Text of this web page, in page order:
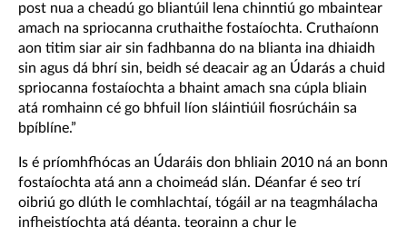
post nua a cheadú go bliantúil lena chinntiú go mbaintear
amach na spriocanna cruthaithe fostaíochta. Cruthaíonn
aon titim siar air sin fadhbanna do na blianta ina dhiaidh
sin agus dá bhrí sin, beidh sé deacair ag an Údarás a chuid
spriocanna fostaíochta a bhaint amach sna cúpla bliain
atá romhainn cé go bhfuil líon sláintiúil fiosrúcháin sa
bpíblíne.”
Is é príomhfhócas an Údaráis don bhliain 2010 ná an bonn
fostaíochta atá ann a choimeád slán. Déanfar é seo trí
oibriú go dlúth le comhlachtaí, tógáil ar na teagmhálacha
infheistíochta atá déanta, teorainn a chur le